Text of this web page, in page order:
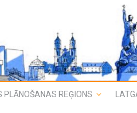
PLĀNOŠANAS REĢIONS